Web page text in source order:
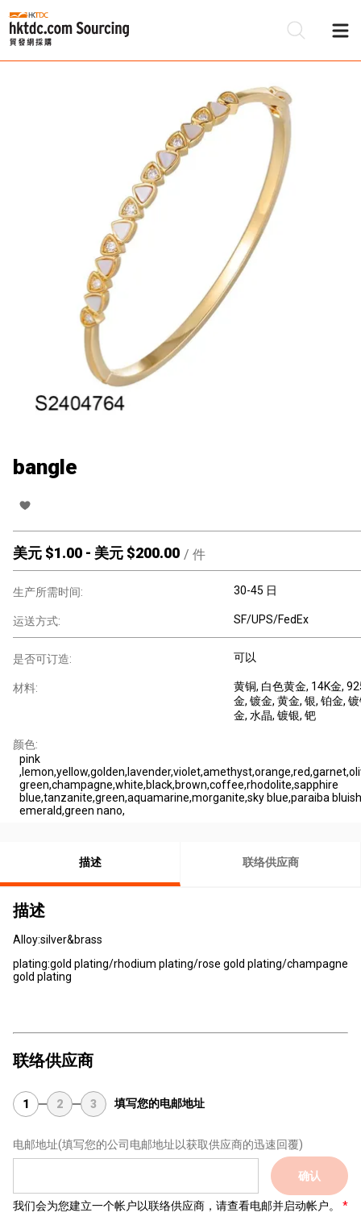
bangle
美元 $1.00 - 美元 $200.00 / 件
生产所需时间: 30-45 日
运送方式: SF/UPS/FedEx
是否可订造: 可以
材料: 黄铜, 白色黄金, 14K金,
金, 镀金, 黄金, 银, 铂金,
金, 水晶, 镀银, 钯
颜色:
pink
green,champagne,white,black,brown,coffee,rhodolite,sapphire
blue,tanzanite,green,aquamarine,morganite,sky blue,paraiba
emerald,green nano,
描述 联络供应商
描述
Alloy:silver&brass
plating:gold plating/rhodium plating/rose gold plating/champagne
gold plating
联络供应商
1 2 3 填写您的电邮地址
电邮地址(填写您的公司电邮地址以获取供应商的迅速回覆)
确认
我们会为您建立一个帐户以联络供应商，请查看电邮并启动帐户。